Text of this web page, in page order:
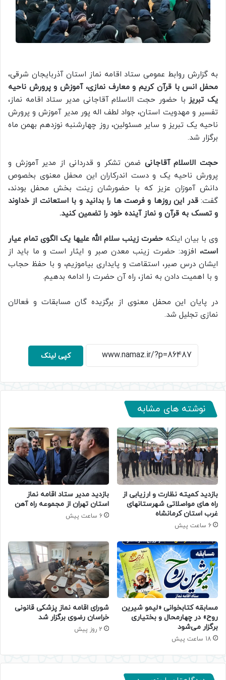
به گزارش روابط عمومی ستاد اقامه نماز استان آذربایجان شرقی،
محفل انس با قرآن کریم و معارف نمازی، آموزش و پرورش ناحیه
یک تبریز با حضور حجت الاسلام آقاجانی مدیر ستاد اقامه نماز،
تفسیر و مهدویت استان، جواد لطف اله پور مدیر آموزش و پرورش
ناحیه یک تبریز و سایر مسئولین، روز چهارشنبه نوزدهم بهمن ماه
برگزار شد.
حجت الاسلام آقاجانی ضمن تشکر و قدردانی از مدیر آموزش و
پرورش ناحیه یک و دست اندرکاران این محفل معنوی بخصوص
دانش آموزان عزیز که با حضورشان زینت بخش محفل بودند،
گفت:قدر این روزها و فرصت ها را بدانید و با استعانت از خداوند
و تمسک به قرآن و نماز آینده خود را تضمین کنید.
وی با بیان اینکه حضرت زینب سلام الله علیها یک الگوی تمام عیار
است، افزود: حضرت زینب معدن صبر و ایثار است و ما باید از
ایشان درس صبر، استقامت و پایداری بیاموزیم، و با حفظ حجاب
و با اهمیت دادن به نماز، راه آن حضرت را ادامه بدهیم.
در پایان این محفل معنوی از برگزیده گان مسابقات و فعالان
نمازی تجلیل شد.
کپی لینک
نوشته های مشابه
بازدید کمیته نظارت و ارزیابی از
راه های مواصلاتی شهرستانهای
غرب استان کرمانشاه
6 ساعت پیش
بازدید مدیر ستاد اقامه نماز
استان تهران از مجموعه راه آهن
6 ساعت پیش
مسابقه کتابخوانی «لیمو شیرین
روح» در چهارمحال و بختیاری
برگزار می‌شود
18 ساعت پیش
شورای اقامه نماز پزشکی قانونی
خراسان رضوی برگزار شد
2 روز پیش